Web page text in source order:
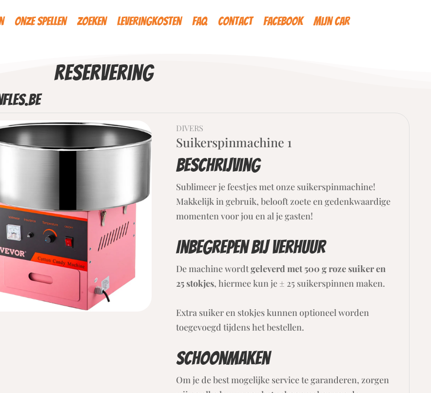
Onze spellen Zoeken Leveringkosten FAQ Contact Facebook Mijn car
reservering
DIVERS
Suikerspinmachine 1
Beschrijving
Sublimeer je feestjes met onze suikerspinmachine!
Makkelijk in gebruik, belooft zoete en gedenkwaardige
momenten voor jou en al je gasten!
Inbegrepen bij verhuur
De machine wordtgeleverd met 500 g roze suiker en
25 stokjes, hiermee kun je ± 25 suikerspinnen maken.
Extra suiker en stokjes kunnen optioneel worden
toegevoegd tijdens het bestellen.
Schoonmaken
Om je de best mogelijke service te garanderen, zorgen